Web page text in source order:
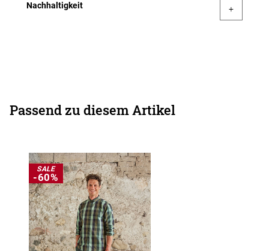
Nachhaltigkeit
Passend zu diesem Artikel
SALE
-60%